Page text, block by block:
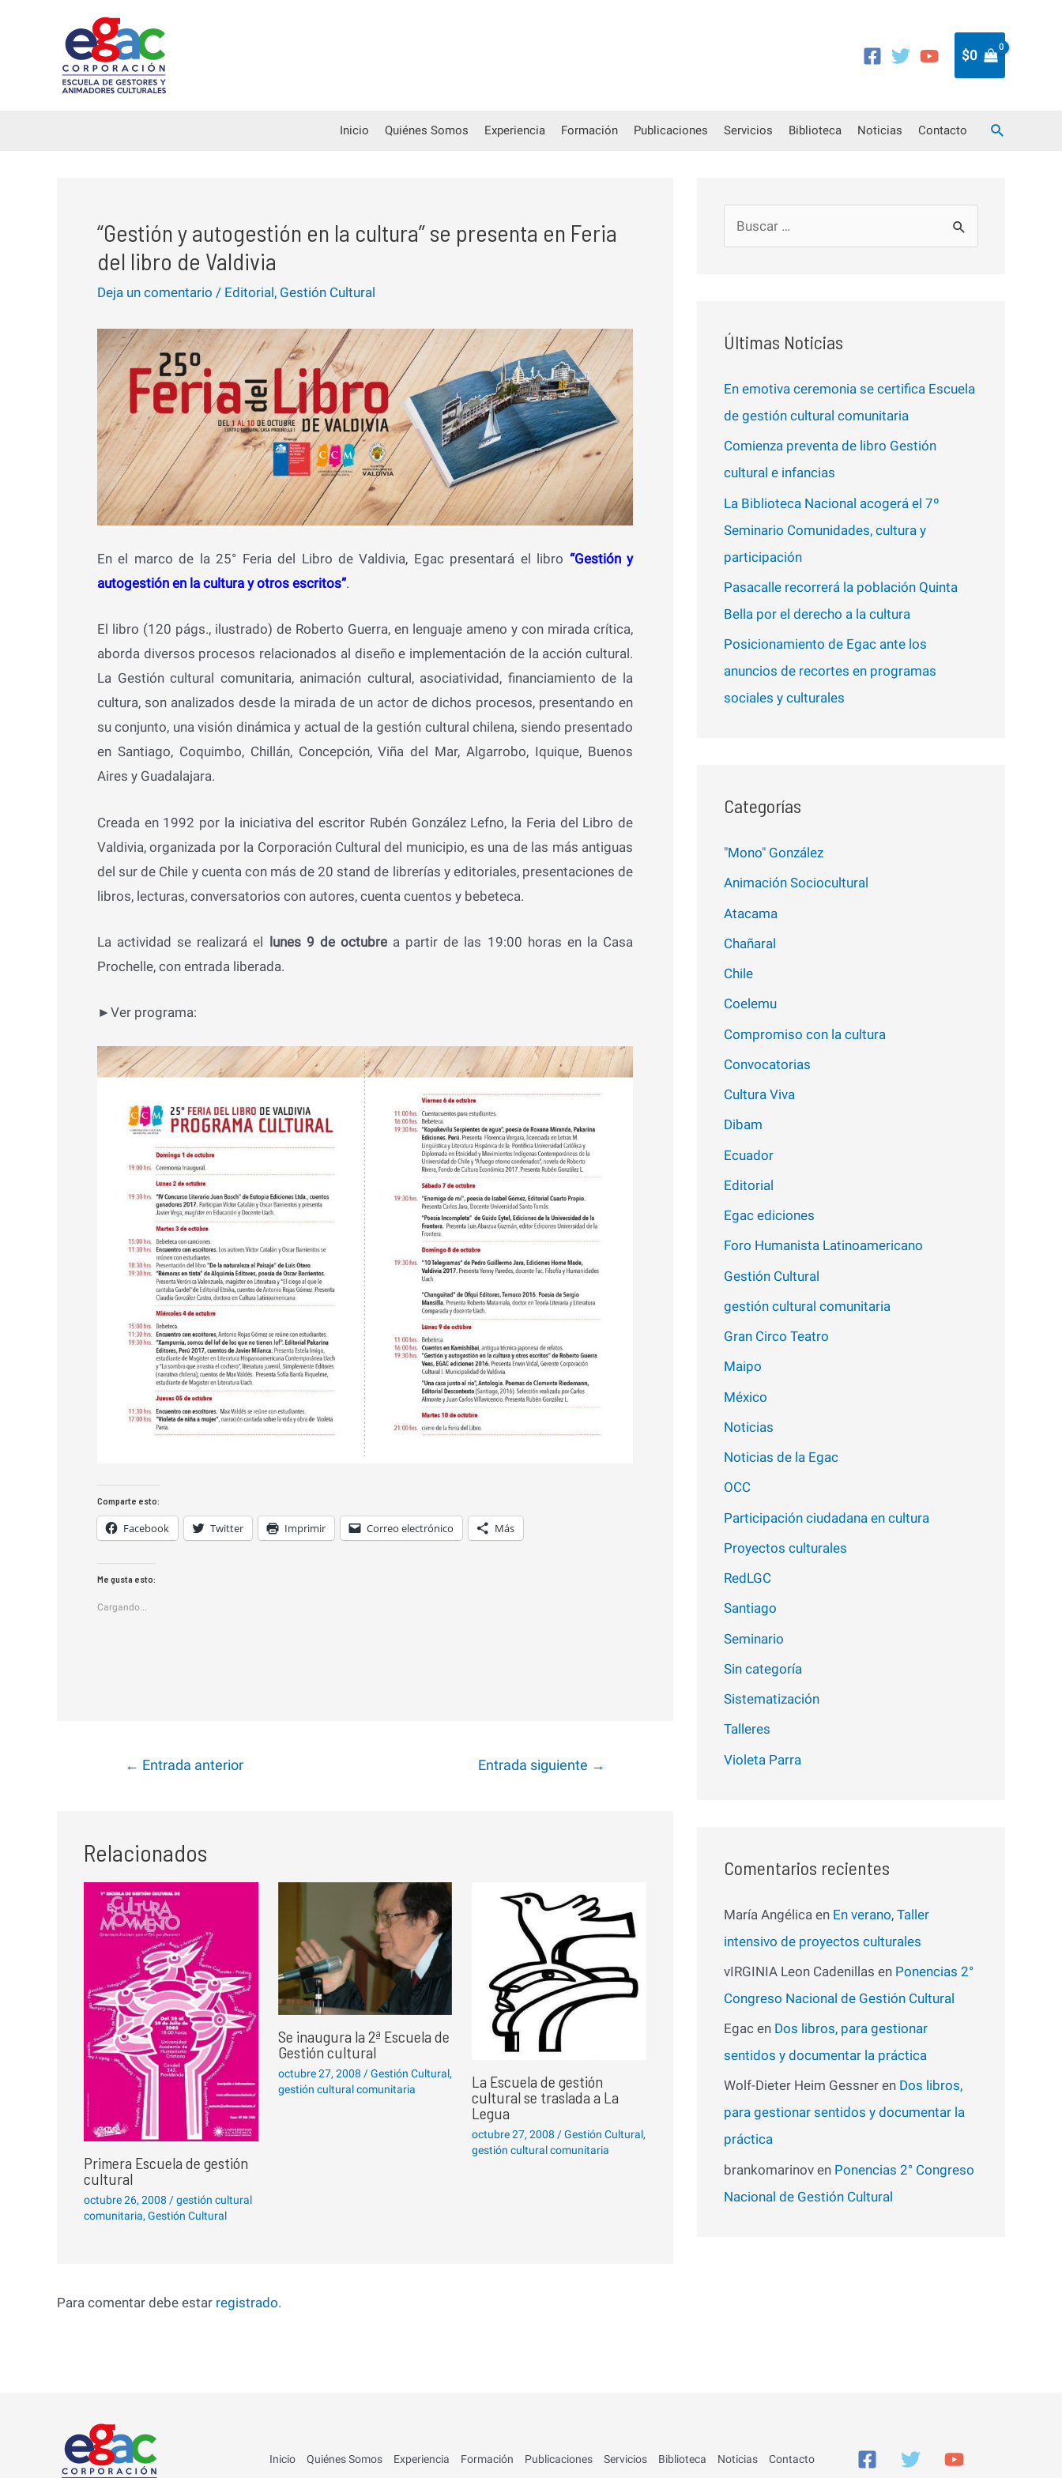
$0
Inicio Quiénes Somos Experiencia Formación Publicaciones Servicios Biblioteca Noticias Contacto Buscar
“Gestión y autogestión en la cultura” se presenta en Feria
del libro de Valdivia
Deja un comentario / Editorial, Gestión Cultural
En el marco de la 25° Feria del Libro de Valdivia, Egac presentará el libro “Gestión y
autogestión en la cultura y otros escritos”.
El libro (120 págs., ilustrado) de Roberto Guerra, en lenguaje ameno y con mirada crítica,
aborda diversos procesos relacionados al diseño e implementación de la acción cultural.
La Gestión cultural comunitaria, animación cultural, asociatividad, financiamiento de la
cultura, son analizados desde la mirada de un actor de dichos procesos, presentando en
su conjunto, una visión dinámica y actual de la gestión cultural chilena, siendo presentado
en Santiago, Coquimbo, Chillán, Concepción, Viña del Mar, Algarrobo, Iquique, Buenos
Aires y Guadalajara.
Creada en 1992 por la iniciativa del escritor Rubén González Lefno, la Feria del Libro de
Valdivia, organizada por la Corporación Cultural del municipio, es una de las más antiguas
del sur de Chile y cuenta con más de 20 stand de librerías y editoriales, presentaciones de
libros, lecturas, conversatorios con autores, cuenta cuentos y bebeteca.
La actividad se realizará el lunes 9 de octubrea partir de las 19:00 horas en la Casa
Prochelle, con entrada liberada.
►Ver programa:
Comparte esto:
Facebook Twitter Imprimir Correo electrónico Más
Me gusta esto:
Cargando...
Navegación
← Entrada anterior Entrada siguiente →
Relacionados
Primera Escuela de gestión
cultural
octubre 26, 2008 /gestión cultural
comunitaria, Gestión Cultural
Se inaugura la 2ª Escuela de
Gestión cultural
octubre 27, 2008 /Gestión Cultural,
gestión cultural comunitaria
La Escuela de gestión
cultural se traslada a La
Legua
octubre 27, 2008 /Gestión Cultural,
gestión cultural comunitaria
Para comentar debe estar registrado.
u
rÚltimas Noticias
En emotiva ceremonia se certifica Escuela
de gestión cultural comunitaria
Comienza preventa de libro Gestión
cultural e infancias
La Biblioteca Nacional acogerá el 7º
Seminario Comunidades, cultura y
participación
Pasacalle recorrerá la población Quinta
Bella por el derecho a la cultura
Posicionamiento de Egac ante los
anuncios de recortes en programas
sociales y culturales
Categorías
"Mono" González
Animación Sociocultural
Atacama
Chañaral
Chile
Coelemu
Compromiso con la cultura
Convocatorias
Cultura Viva
Dibam
Ecuador
Editorial
Egac ediciones
Foro Humanista Latinoamericano
Gestión Cultural
gestión cultural comunitaria
Gran Circo Teatro
Maipo
México
Noticias
Noticias de la Egac
OCC
Participación ciudadana en cultura
Proyectos culturales
RedLGC
Santiago
Seminario
Sin categoría
Sistematización
Talleres
Violeta Parra
Comentarios recientes
María Angélica en En verano, Taller
intensivo de proyectos culturales
vIRGINIA Leon Cadenillas en Ponencias 2°
Congreso Nacional de Gestión Cultural
Egac en Dos libros, para gestionar
sentidos y documentar la práctica
Wolf-Dieter Heim Gessner en Dos libros,
para gestionar sentidos y documentar la
práctica
brankomarinov en Ponencias 2° Congreso
Nacional de Gestión Cultural
Inicio Quiénes Somos Experiencia Formación Publicaciones Servicios Biblioteca Noticias Contacto